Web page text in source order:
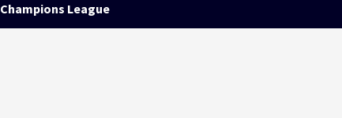
Champions League